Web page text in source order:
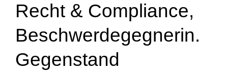
Recht & Compliance,
Beschwerdegegnerin.
Gegenstand